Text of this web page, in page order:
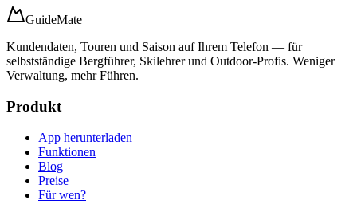
GuideMate
Kundendaten, Touren und Saison auf Ihrem Telefon — für
selbstständige Bergführer, Skilehrer und Outdoor-Profis. Weniger
Verwaltung, mehr Führen.
Produkt
App herunterladen
Funktionen
Blog
Preise
Für wen?